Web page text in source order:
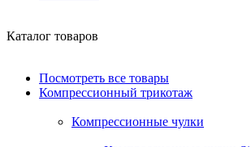
Каталог товаров
Посмотреть все товары
Компрессионный трикотаж
Компрессионные чулки